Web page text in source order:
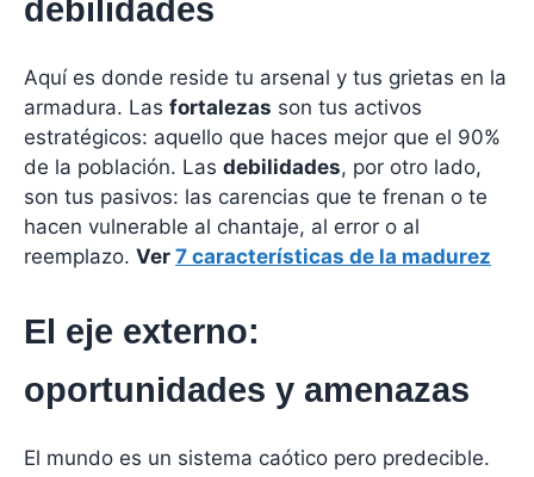
debilidades
Aquí es donde reside tu arsenal y tus grietas en la
armadura. Las fortalezas son tus activos
estratégicos: aquello que haces mejor que el 90%
de la población. Las debilidades, por otro lado,
son tus pasivos: las carencias que te frenan o te
hacen vulnerable al chantaje, al error o al
reemplazo. Ver 7 características de la madurez
El eje externo:
oportunidades y amenazas
El mundo es un sistema caótico pero predecible.